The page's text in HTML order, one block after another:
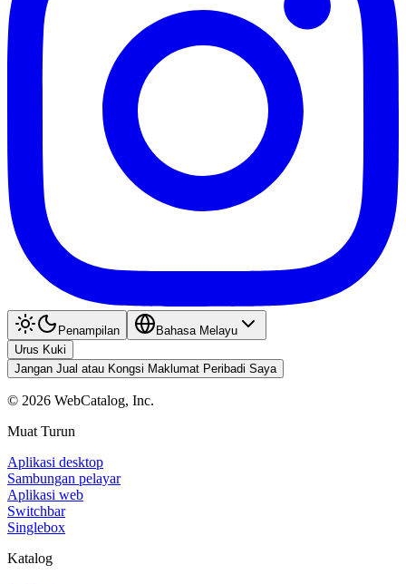
Penampilan
Bahasa Melayu
Urus Kuki
Jangan Jual atau Kongsi Maklumat Peribadi Saya
© 2026 WebCatalog, Inc.
Muat Turun
Aplikasi desktop
Sambungan pelayar
Aplikasi web
Switchbar
Singlebox
Katalog